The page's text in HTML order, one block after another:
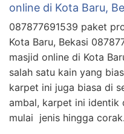
online di Kota Baru,
087877691539 paket
Kota Baru, Bekasi
masjid online di Kota
salah satu kain yang
karpet ini juga biasa di
ambal, karpet ini identik
mulai jenis hingga